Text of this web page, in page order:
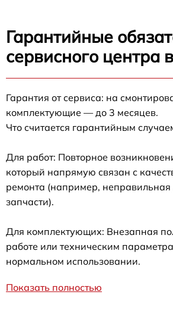
Гарантийные
сервисного центра
Гарантия от сервиса: на
комплектующие — до 3 месяцев.
Что считается гарантийным
Для работ: Повторное
который напрямую связан с
ремонта (например, неправильная
запчасти).
Для комплектующих: Внезапная
работе или техническим
нормальном использовании.
Показать полностью